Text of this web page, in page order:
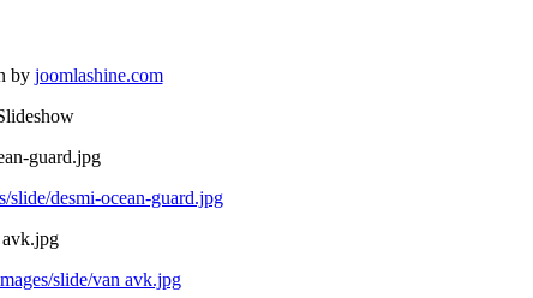
by joomlashine.com
guard.jpg
slide/desmi-ocean-guard.jpg
slide/van avk.jpg